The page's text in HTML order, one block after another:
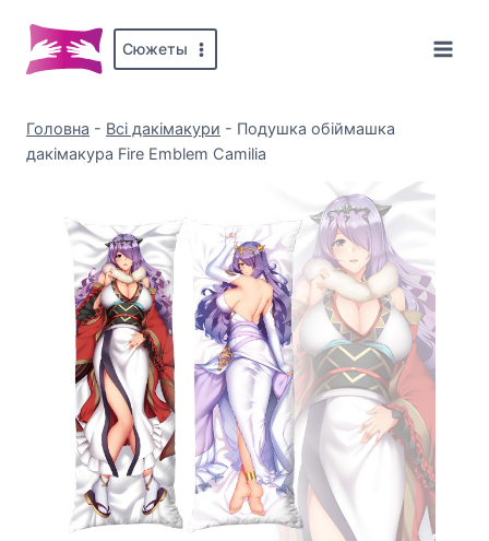
вмісту
Сюжеты
Головна - Всі дакімакури - Подушка обіймашка
дакімакура Fire Emblem Camilia